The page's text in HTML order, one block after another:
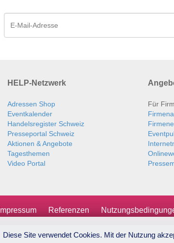
HELP-Netzwerk
Adressen Shop
Eventkalender
Handelsregister Schweiz
Presseportal Schweiz
Aktionen & Angebote
Tagesthemen
Video Portal
Für
Impressum Referenzen
Diese Site verwendet Cookies. Mit der Nutzung